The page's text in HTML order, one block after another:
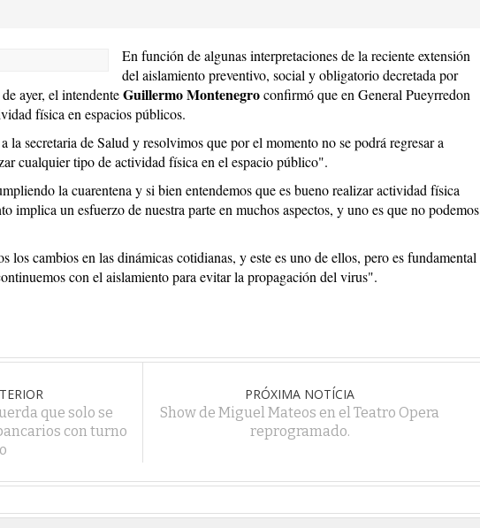
En función de algunas interpretaciones de la reciente extensión
del aislamiento preventivo, social y obligatorio decretada por
ayer, el intendenteGuillermo Montenegroconfirmó que en General Pueyrredon
física en espacios públicos.
la secretaria de Salud y resolvimos que por el momento no se podrá regresar a
cualquier tipo de actividad física en el espacio público".
la cuarentena y si bien entendemos que es bueno realizar actividad física
implica un esfuerzo de nuestra parte en muchos aspectos, y uno es que no podemos
los cambios en las dinámicas cotidianas, y este es uno de ellos, pero es fundamental
con el aislamiento para evitar la propagación del virus".
que solo se
con turno
PRÓXIMA NOTÍCIA
Show de Miguel Mateos en el Teatro Opera
reprogramado.